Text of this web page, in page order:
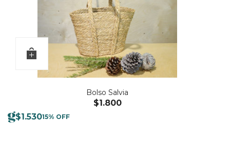
Bolso Salvia
$1.800
$1.53015% OFF